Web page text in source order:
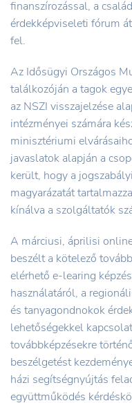
finanszírozással, a
érdekképviseleti fórum
fel.
Az Idősügyi Országos
találkozóján a tagok
az NSZI visszajelzése
intézményei számára
minisztériumi
javaslatok alapján a
került, hogy a
magyarázatát
kínálva a szolgáltatók
A márciusi, áprilisi
beszélt a kötelező
elérhető e-learing
használatáról, a
és tanyagondnokok
lehetőségekkel
továbbképzésekre
beszélgetést
házi segítségnyújtás
együttműködés